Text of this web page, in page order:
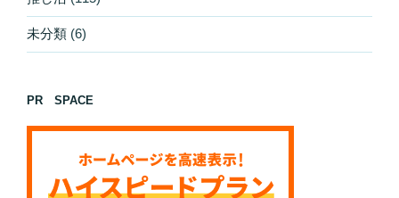
未分類 (6)
PR SPACE